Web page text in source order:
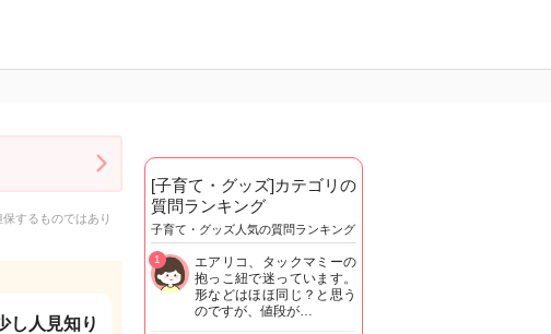
するものではあり
し人見知り
[子育て・グッズ]カテゴリの
質問ランキング
子育て・グッズ人気の質問ランキング
エアリコ、タックマミーの
抱っこ紐で迷っています。
形などはほほ同じ？と思う
のですが、値段が…
1